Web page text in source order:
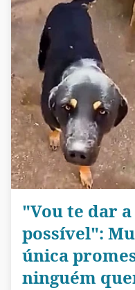
"Vou te dar
possível":
única
ninguém